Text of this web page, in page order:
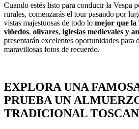
Cuando estés listo para conducir la Vespa
rurales, comenzarás el tour pasando por
vistas majestuosas de todo lo mejor que la
viñedos, olivares, iglesias medievales y
presentarán excelentes oportunidades para
maravillosas fotos de recuerdo.
EXPLORA UNA
PRUEBA UN
TRADICIONAL